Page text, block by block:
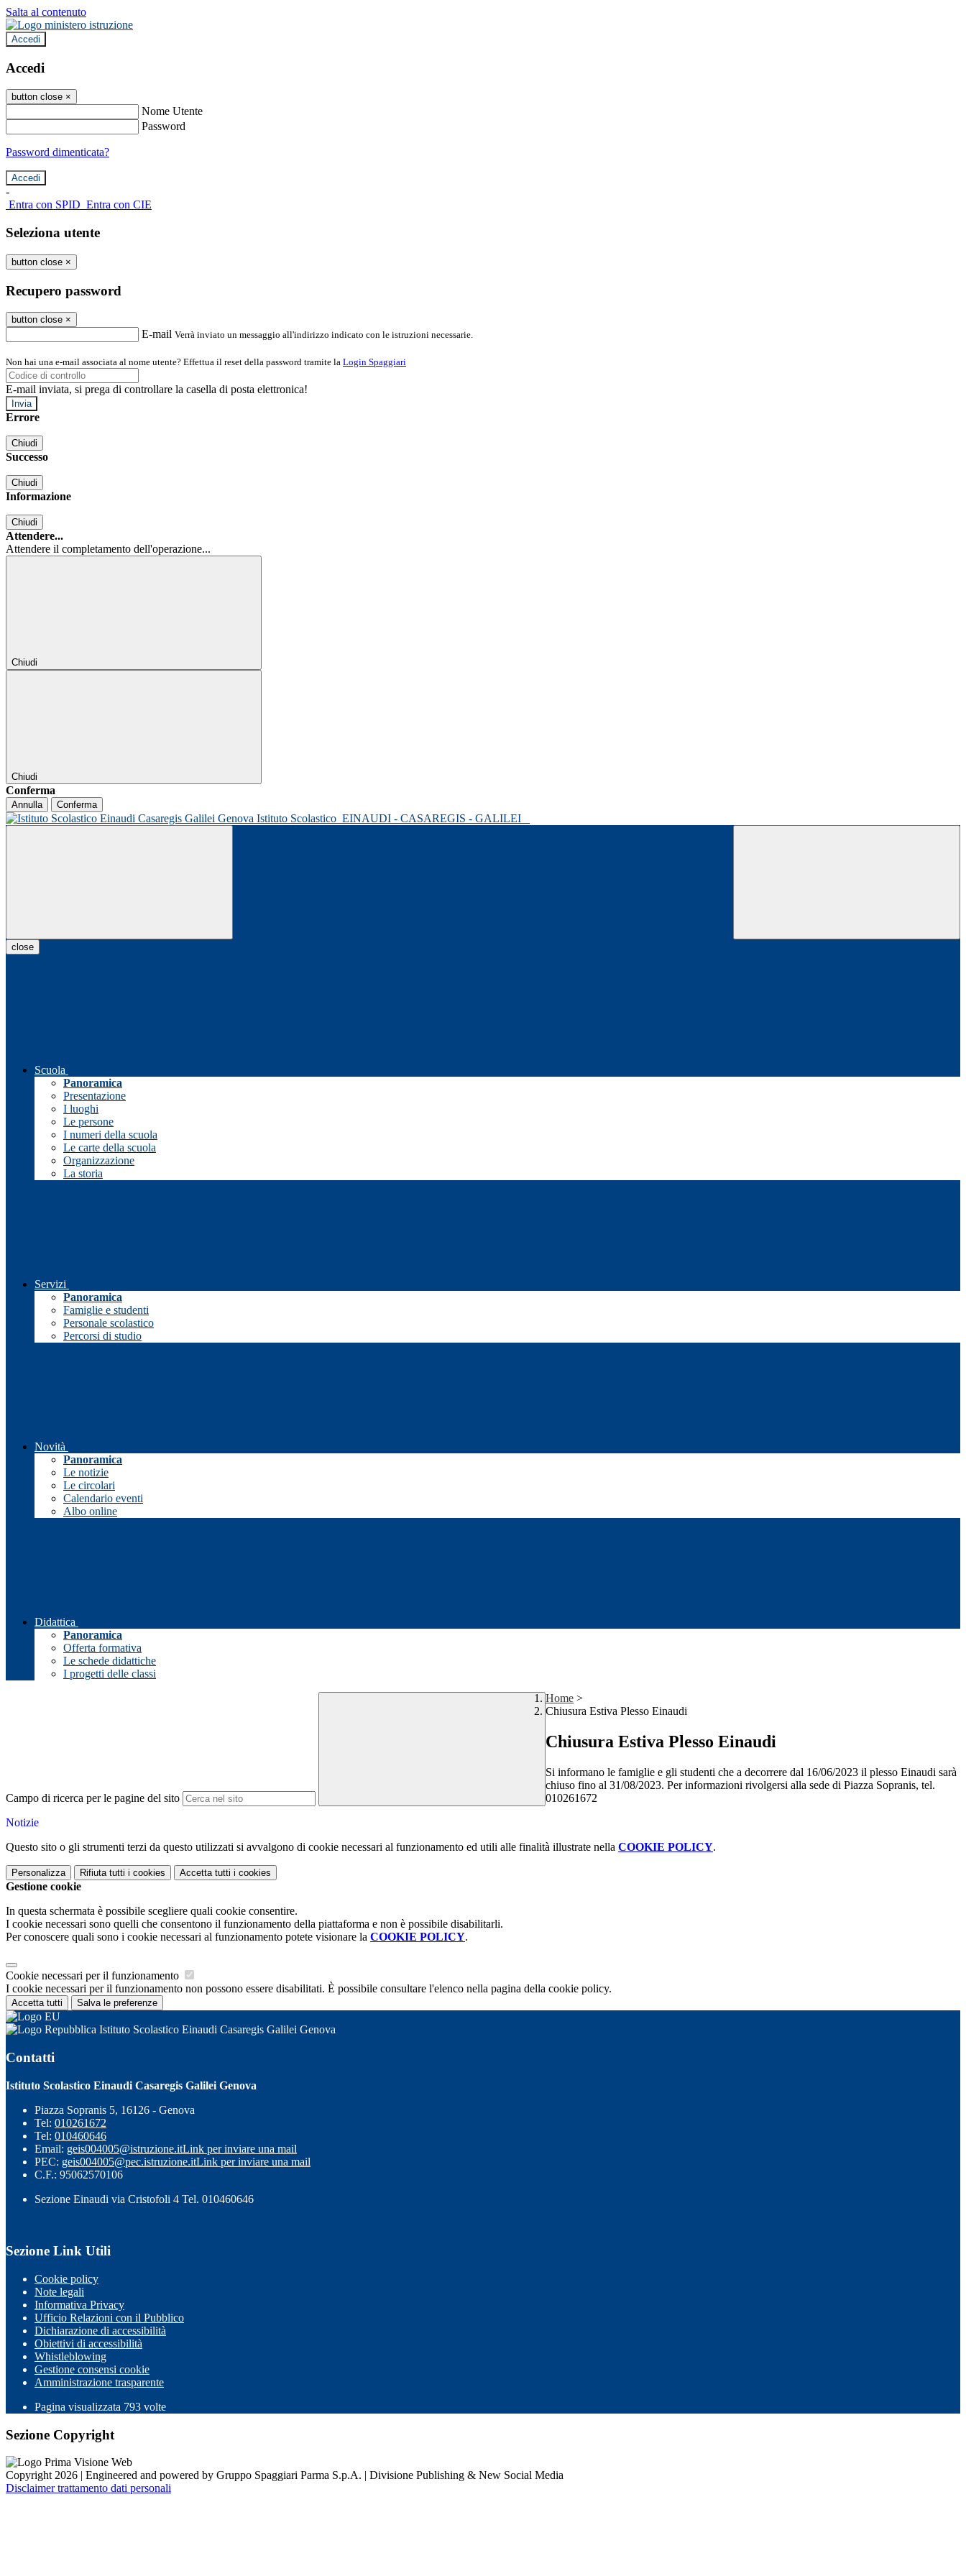
Salta al contenuto
Accedi
Accedi
button close ×
Nome Utente
Password
Password dimenticata?
-
Entra con SPID Entra con CIE
Seleziona utente
button close ×
Recupero password
button close ×
E-mail Verrà inviato un messaggio all'indirizzo indicato con le istruzioni necessarie.
Non hai una e-mail associata al nome utente? Effettua il reset della password tramite la Login Spaggiari
E-mail inviata, si prega di controllare la casella di posta elettronica!
Errore
Chiudi
Successo
Chiudi
Informazione
Chiudi
Attendere...
Attendere il completamento dell'operazione...
Chiudi
Chiudi
Conferma
Annulla Conferma
Istituto Scolastico EINAUDI - CASAREGIS - GALILEI
close
Scuola
Panoramica
Presentazione
I luoghi
Le persone
I numeri della scuola
Le carte della scuola
Organizzazione
La storia
Servizi
Panoramica
Famiglie e studenti
Personale scolastico
Percorsi di studio
Novità
Panoramica
Le notizie
Le circolari
Calendario eventi
Albo online
Didattica
Panoramica
Offerta formativa
Le schede didattiche
I progetti delle classi
Campo di ricerca per le pagine del sito
Home >
Chiusura Estiva Plesso Einaudi
Chiusura Estiva Plesso Einaudi
Si informano le famiglie e gli studenti che a decorrere dal 16/06/2023 il plesso Einaudi sarà
chiuso fino al 31/08/2023. Per informazioni rivolgersi alla sede di Piazza Sopranis, tel.
010261672
Notizie
Questo sito o gli strumenti terzi da questo utilizzati si avvalgono di cookie necessari al funzionamento ed utili alle finalità illustrate nella COOKIE POLICY.
Personalizza Rifiuta tutti i cookies Accetta tutti i cookies
Gestione cookie
In questa schermata è possibile scegliere quali cookie consentire.
I cookie necessari sono quelli che consentono il funzionamento della piattaforma e non è possibile disabilitarli.
Per conoscere quali sono i cookie necessari al funzionamento potete visionare la COOKIE POLICY.
Cookie necessari per il funzionamento
I cookie necessari per il funzionamento non possono essere disabilitati. È possibile consultare l'elenco nella pagina della cookie policy.
Accetta tutti Salva le preferenze
Istituto Scolastico Einaudi Casaregis Galilei Genova
Contatti
Istituto Scolastico Einaudi Casaregis Galilei Genova
Piazza Sopranis 5, 16126 - Genova
Tel: 010261672
Tel: 010460646
Email: geis004005@istruzione.itLink per inviare una mail
PEC: geis004005@pec.istruzione.itLink per inviare una mail
C.F.: 95062570106
Sezione Einaudi via Cristofoli 4 Tel. 010460646
Sezione Link Utili
Cookie policy
Note legali
Informativa Privacy
Ufficio Relazioni con il Pubblico
Dichiarazione di accessibilità
Obiettivi di accessibilità
Whistleblowing
Gestione consensi cookie
Amministrazione trasparente
Pagina visualizzata 793 volte
Sezione Copyright
Copyright 2026 | Engineered and powered by Gruppo Spaggiari Parma S.p.A. | Divisione Publishing & New Social Media
Disclaimer trattamento dati personali